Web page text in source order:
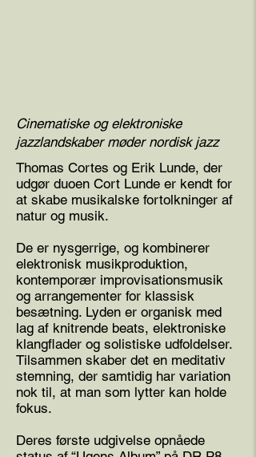
Cinematiske og elektroniske
jazzlandskaber møder nordisk jazz
Thomas Cortes og Erik Lunde, der
udgør duoen Cort Lunde er kendt for
at skabe musikalske fortolkninger af
natur og musik.
De er nysgerrige, og kombinerer
elektronisk musikproduktion,
kontemporær improvisationsmusik
og arrangementer for klassisk
besætning. Lyden er organisk med
lag af knitrende beats, elektroniske
klangflader og solistiske udfoldelser.
Tilsammen skaber det en meditativ
stemning, der samtidig har variation
nok til, at man som lytter kan holde
fokus.
Deres første udgivelse opnåede